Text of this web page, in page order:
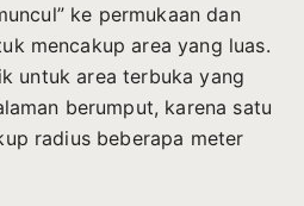
ke permukaan dan
mencakup area yang luas.
untuk area terbuka yang
berumput, karena satu
radius beberapa meter